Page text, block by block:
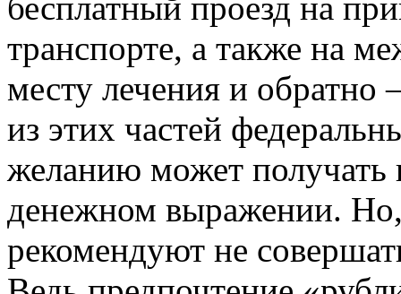
транспорте, а также на
месту лечения и
из этих частей
желанию может получать
денежном выражении.
рекомендуют не